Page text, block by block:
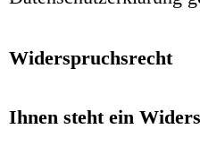
Widerspruchsrecht
Ihnen steht ein